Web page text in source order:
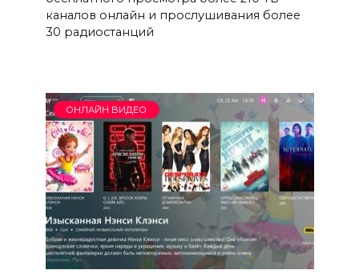
каналов онлайн и прослушивания более
30 радиостанций
ОНЛАЙН ВИДЕО